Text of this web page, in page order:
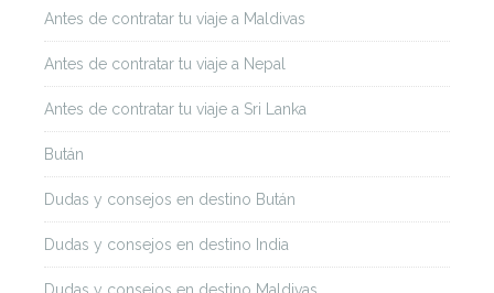
Antes de contratar tu viaje a Maldivas
Antes de contratar tu viaje a Nepal
Antes de contratar tu viaje a Sri Lanka
Bután
Dudas y consejos en destino Bután
Dudas y consejos en destino India